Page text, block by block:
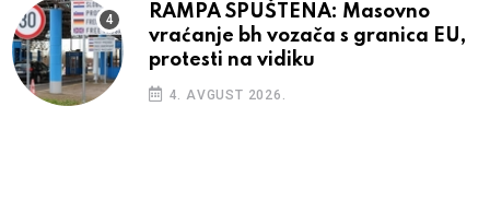
RAMPA SPUŠTENA: Masovno
vraćanje bh vozača s granica EU,
protesti na vidiku
4. AVGUST 2026.